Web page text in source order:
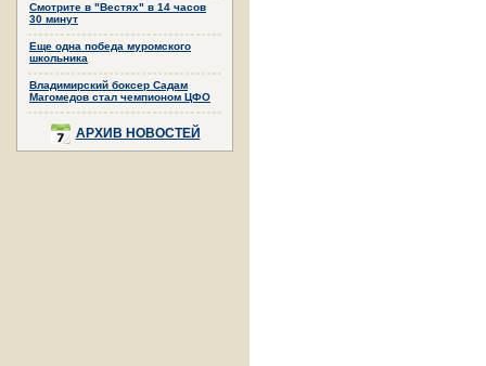
Смотрите в "Вестях" в 14 часов
30 минут
Еще одна победа муромского
школьника
Владимирский боксер Садам
Магомедов стал чемпионом ЦФО
АРХИВ НОВОСТЕЙ